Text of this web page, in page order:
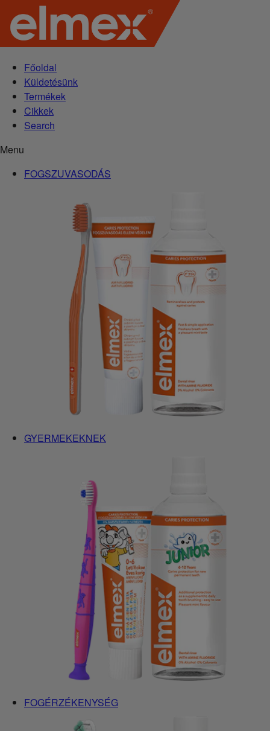
Főoldal
Küldetésünk
Termékek
Cikkek
Search
Menu
FOGSZUVASODÁS
GYERMEKEKNEK
FOGÉRZÉKENYSÉG